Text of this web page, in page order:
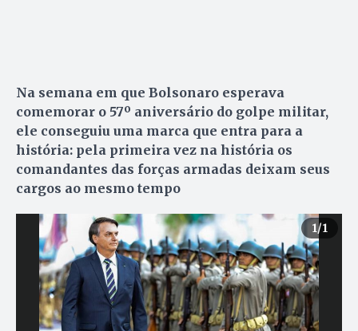
Na semana em que Bolsonaro esperava
comemorar o 57º aniversário do golpe militar,
ele conseguiu uma marca que entra para a
história: pela primeira vez na história os
comandantes das forças armadas deixam seus
cargos ao mesmo tempo
1/1